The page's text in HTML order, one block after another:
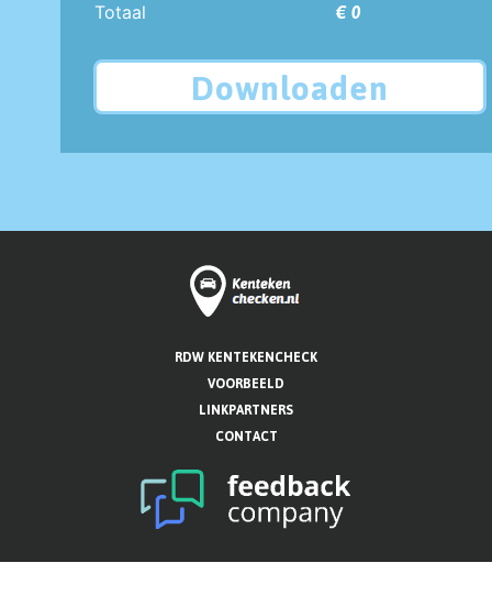
Totaal
€ 0
Downloaden
RDW KENTEKENCHECK
VOORBEELD
LINKPARTNERS
CONTACT